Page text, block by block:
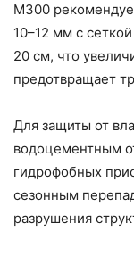
М300
10–12 мм с
20 см, что
предотвращает
Для защиты от
водоцементным
гидрофобных
сезонным
разрушения